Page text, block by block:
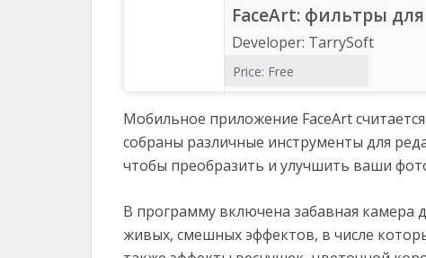
FaceArt: фильтры
Developer: TarrySoft
Price: Free
Мобильное приложение FaceArt
собраны различные инструменты для
чтобы преобразить и улучшить ваши
В программу включена забавная камера
живых, смешных эффектов, в числе